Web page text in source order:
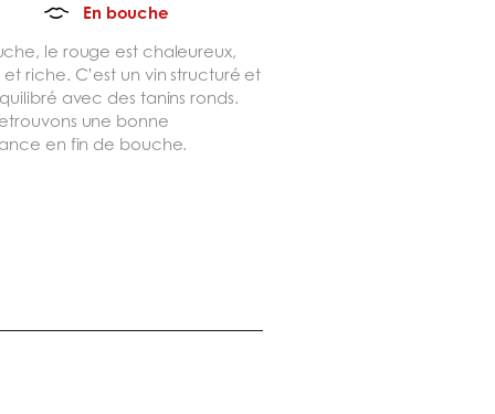
En bouche
le rouge est chaleureux,
riche. C’est un vin structuré et
avec des tanins ronds.
une bonne
en fin de bouche.